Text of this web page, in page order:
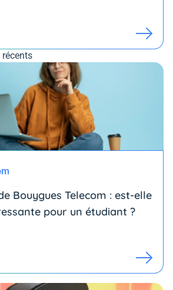
Bouygues Telecom : est-elle
pour un étudiant ?